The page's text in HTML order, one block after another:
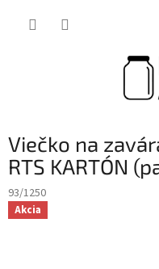
Viečko na
RTS KARTÓN
93/1250
Akcia